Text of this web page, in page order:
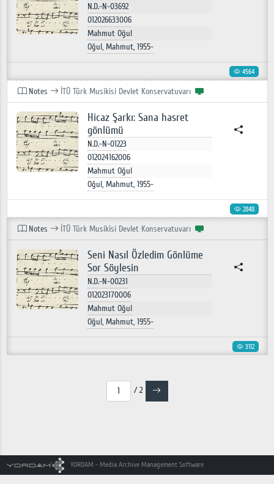
N.D.-N-03692
012026633006
Mahmut Oğul
Oğul, Mahmut, 1955-
4564
Notes İTÜ Türk Musikisi Devlet Konservatuvarı
Hicaz Şarkı: Sana hasret
gönlümü
N.D.-N-01223
012024162006
Mahmut Oğul
Oğul, Mahmut, 1955-
2848
Notes İTÜ Türk Musikisi Devlet Konservatuvarı
Seni Nasıl Özledim Gönlüme
Sor Söylesin
N.D.-N-00231
012023170006
Mahmut Oğul
Oğul, Mahmut, 1955-
3112
/ 2
YORDAM - Media Archive Management Software